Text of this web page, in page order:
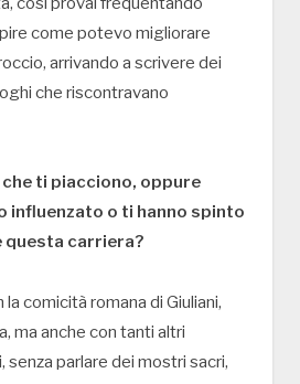
come potevo migliorare
arrivando a scrivere dei
che riscontravano
ti piacciono, oppure
influenzato o ti hanno spinto
questa carriera?
comicità romana di Giuliani,
ma anche con tanti altri
parlare dei mostri sacri,